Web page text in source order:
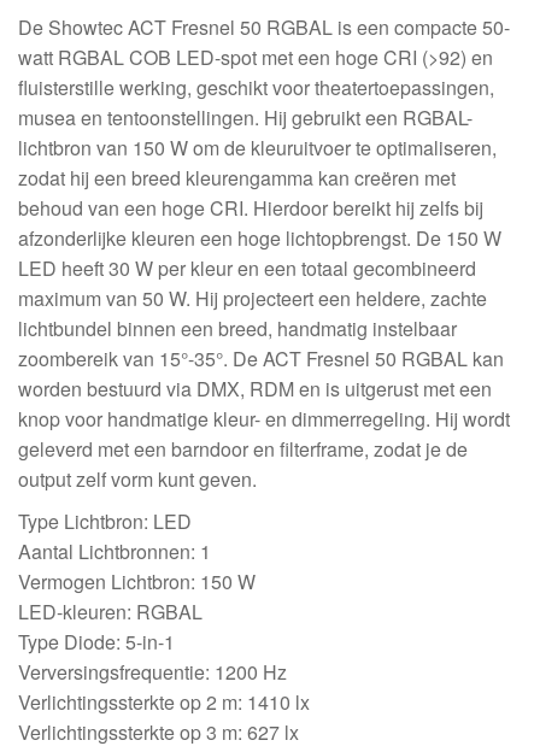
De Showtec ACT Fresnel 50 RGBAL is een compacte 50-
watt RGBAL COB LED-spot met een hoge CRI (>92) en
fluisterstille werking, geschikt voor theatertoepassingen,
musea en tentoonstellingen. Hij gebruikt een RGBAL-
lichtbron van 150 W om de kleuruitvoer te optimaliseren,
zodat hij een breed kleurengamma kan creëren met
behoud van een hoge CRI. Hierdoor bereikt hij zelfs bij
afzonderlijke kleuren een hoge lichtopbrengst. De 150 W
LED heeft 30 W per kleur en een totaal gecombineerd
maximum van 50 W. Hij projecteert een heldere, zachte
lichtbundel binnen een breed, handmatig instelbaar
zoombereik van 15°-35°. De ACT Fresnel 50 RGBAL kan
worden bestuurd via DMX, RDM en is uitgerust met een
knop voor handmatige kleur- en dimmerregeling. Hij wordt
geleverd met een barndoor en filterframe, zodat je de
output zelf vorm kunt geven.
Type Lichtbron: LED
Aantal Lichtbronnen: 1
Vermogen Lichtbron: 150 W
LED-kleuren: RGBAL
Type Diode: 5-in-1
Verversingsfrequentie: 1200 Hz
Verlichtingssterkte op 2 m: 1410 lx
Verlichtingssterkte op 3 m: 627 lx